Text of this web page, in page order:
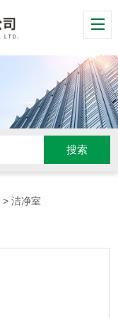
> 洁净室